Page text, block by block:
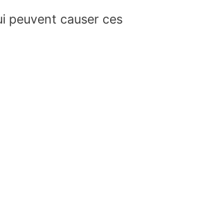
peuvent causer ces